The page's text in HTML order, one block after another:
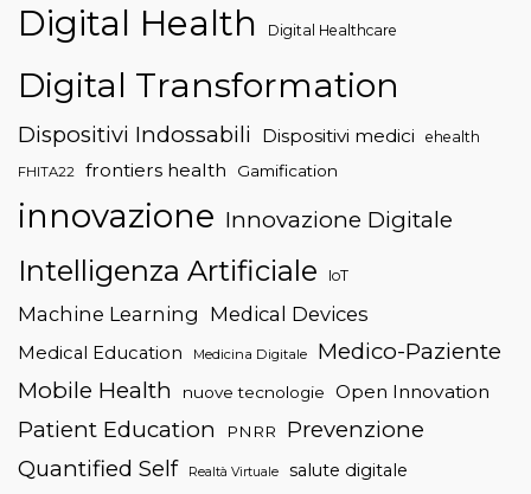
Digital Health Digital Healthcare
Digital Transformation
Dispositivi Indossabili Dispositivi medici ehealth
FHITA22 frontiers health Gamification
innovazione Innovazione Digitale
Intelligenza Artificiale IoT
Machine Learning Medical Devices
Medical Education Medicina Digitale
Medico-Paziente
Mobile Health
nuove tecnologie Open Innovation
Patient Education PNRR
Prevenzione
Quantified Self
Realtà Virtuale salute digitale